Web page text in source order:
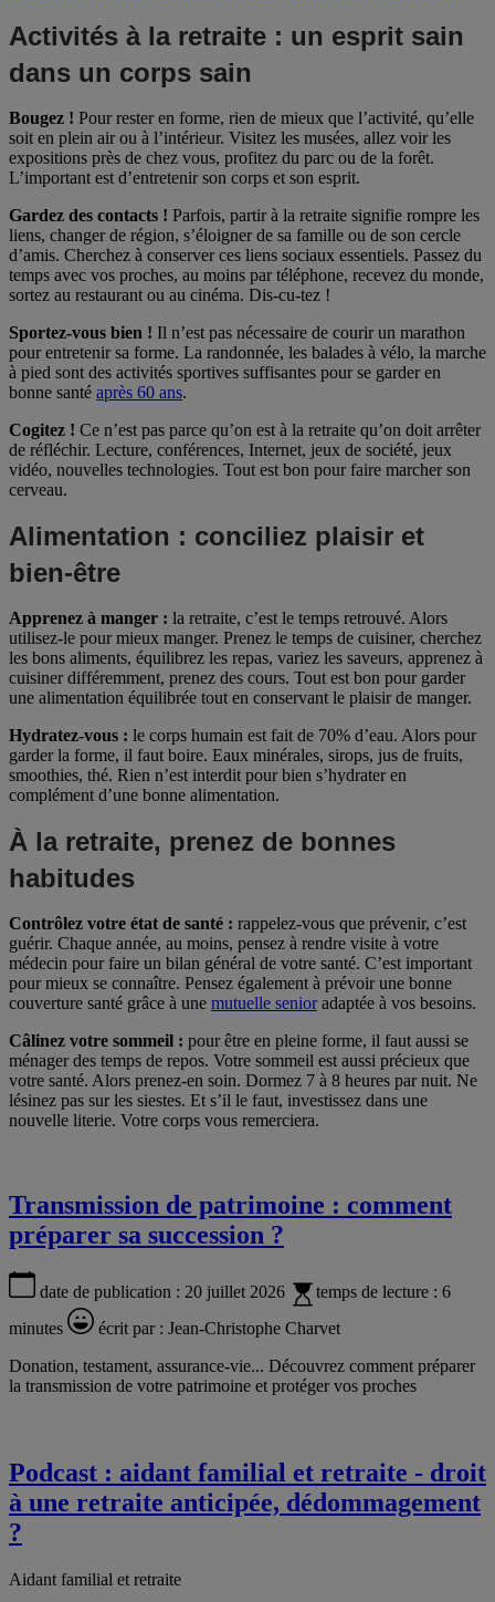
Activités à la retraite : un esprit sain
dans un corps sain
Bougez ! Pour rester en forme, rien de mieux que l’activité, qu’elle
soit en plein air ou à l’intérieur. Visitez les musées, allez voir les
expositions près de chez vous, profitez du parc ou de la forêt.
L’important est d’entretenir son corps et son esprit.
Gardez des contacts ! Parfois, partir à la retraite signifie rompre les
liens, changer de région, s’éloigner de sa famille ou de son cercle
d’amis. Cherchez à conserver ces liens sociaux essentiels. Passez du
temps avec vos proches, au moins par téléphone, recevez du monde,
sortez au restaurant ou au cinéma. Dis-cu-tez !
Sportez-vous bien ! Il n’est pas nécessaire de courir un marathon
pour entretenir sa forme. La randonnée, les balades à vélo, la marche
à pied sont des activités sportives suffisantes pour se garder en
bonne santé après 60 ans.
Cogitez ! Ce n’est pas parce qu’on est à la retraite qu’on doit arrêter
de réfléchir. Lecture, conférences, Internet, jeux de société, jeux
vidéo, nouvelles technologies. Tout est bon pour faire marcher son
cerveau.
Alimentation : conciliez plaisir et
bien-être
Apprenez à manger : la retraite, c’est le temps retrouvé. Alors
utilisez-le pour mieux manger. Prenez le temps de cuisiner, cherchez
les bons aliments, équilibrez les repas, variez les saveurs, apprenez à
cuisiner différemment, prenez des cours. Tout est bon pour garder
une alimentation équilibrée tout en conservant le plaisir de manger.
Hydratez-vous : le corps humain est fait de 70% d’eau. Alors pour
garder la forme, il faut boire. Eaux minérales, sirops, jus de fruits,
smoothies, thé. Rien n’est interdit pour bien s’hydrater en
complément d’une bonne alimentation.
À la retraite, prenez de bonnes
habitudes
Contrôlez votre état de santé : rappelez-vous que prévenir, c’est
guérir. Chaque année, au moins, pensez à rendre visite à votre
médecin pour faire un bilan général de votre santé. C’est important
pour mieux se connaître. Pensez également à prévoir une bonne
couverture santé grâce à une mutuelle senioradaptée à vos besoins.
Câlinez votre sommeil : pour être en pleine forme, il faut aussi se
ménager des temps de repos. Votre sommeil est aussi précieux que
votre santé. Alors prenez-en soin. Dormez 7 à 8 heures par nuit. Ne
lésinez pas sur les siestes. Et s’il le faut, investissez dans une
nouvelle literie. Votre corps vous remerciera.
Transmission de patrimoine : comment
préparer sa succession ?
date de publication : 20 juillet 2026 temps de lecture : 6
minutes
écrit par : Jean-Christophe Charvet
Donation, testament, assurance-vie... Découvrez comment préparer
la transmission de votre patrimoine et protéger vos proches
Podcast : aidant familial et retraite - droit
à une retraite anticipée, dédommagement
?
Aidant familial et retraite